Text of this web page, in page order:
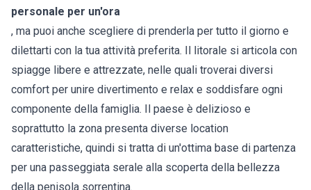
personale per un'ora
, ma puoi anche scegliere di prenderla per tutto il giorno e
dilettarti con la tua attività preferita. Il litorale si articola con
spiagge libere e attrezzate, nelle quali troverai diversi
comfort per unire divertimento e relax e soddisfare ogni
componente della famiglia. Il paese è delizioso e
soprattutto la zona presenta diverse location
caratteristiche, quindi si tratta di un'ottima base di partenza
per una passeggiata serale alla scoperta della bellezza
della penisola sorrentina.